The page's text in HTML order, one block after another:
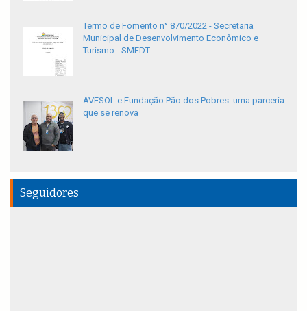
Termo de Fomento n° 870/2022 - Secretaria
Municipal de Desenvolvimento Econômico e
Turismo - SMEDT.
AVESOL e Fundação Pão dos Pobres: uma parceria
que se renova
Seguidores